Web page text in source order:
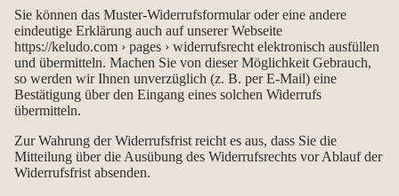
Sie können das Muster-Widerrufsformular oder eine andere
eindeutige Erklärung auch auf unserer Webseite
https://keludo.com › pages › widerrufsrecht elektronisch ausfüllen
und übermitteln. Machen Sie von dieser Möglichkeit Gebrauch,
so werden wir Ihnen unverzüglich (z. B. per E-Mail) eine
Bestätigung über den Eingang eines solchen Widerrufs
übermitteln.
Zur Wahrung der Widerrufsfrist reicht es aus, dass Sie die
Mitteilung über die Ausübung des Widerrufsrechts vor Ablauf der
Widerrufsfrist absenden.